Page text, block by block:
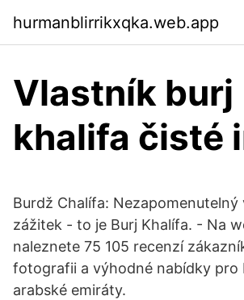
hurmanblirrikxqka.web.app
Vlastník burj
khalifa čisté
Burdž Chalífa: Nezapomenutelný
zážitek - to je Burj Khalífa. - Na
naleznete 75 105 recenzí
fotografii a výhodné nabídky pro
arabské emiráty.